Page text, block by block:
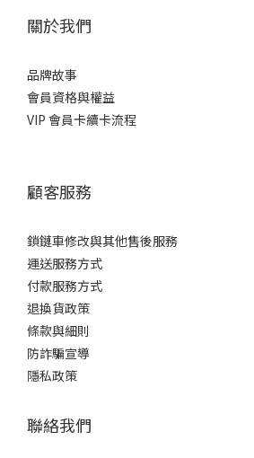
關於我們
品牌故事
會員資格與權益
VIP 會員卡續卡流程
顧客服務
鎖鏈車修改與其他售後服務
運送服務方式
付款服務方式
退換貨政策
條款與細則
防詐騙宣導
隱私政策
聯絡我們